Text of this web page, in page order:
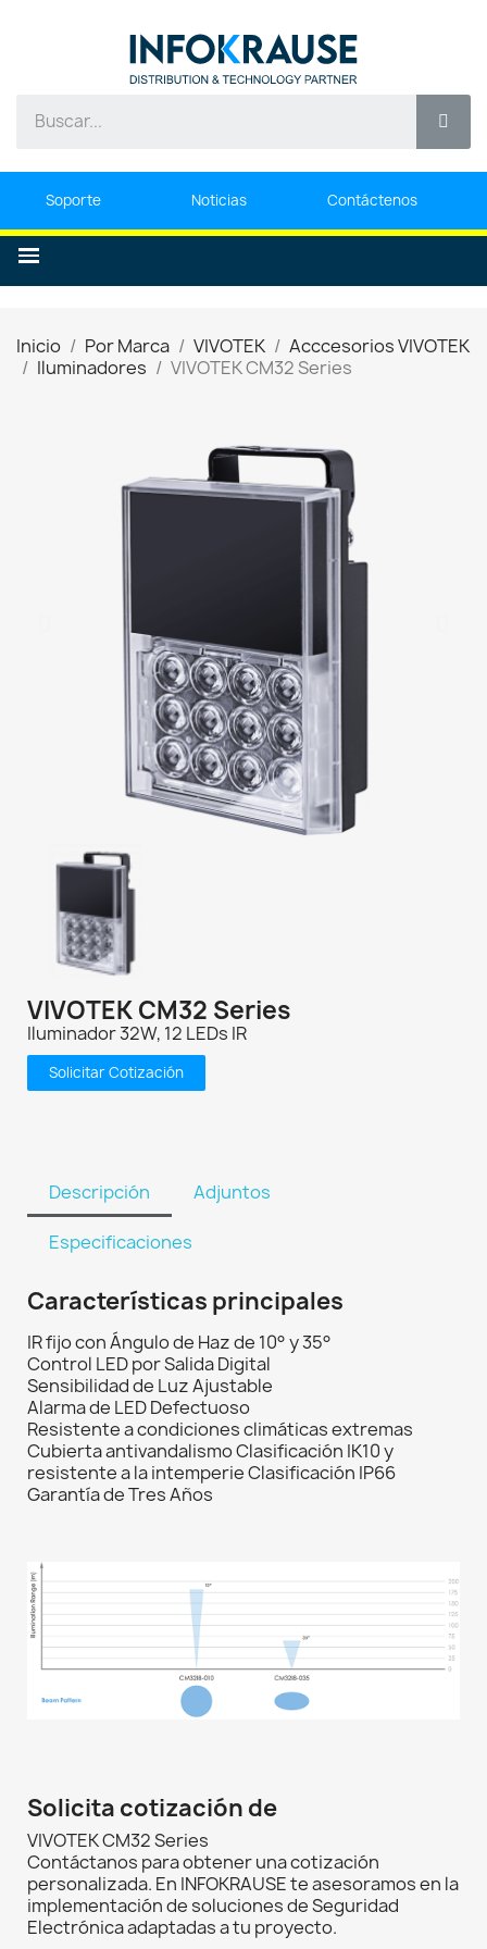
Soporte Noticias Contáctenos
Inicio Por Marca VIVOTEK
Acccesorios VIVOTEK
Iluminadores
VIVOTEK CM32 Series
VIVOTEK CM32 Series
Iluminador 32W, 12 LEDs IR
Solicitar Cotización
Descripción Adjuntos
Especificaciones
Características principales
IR fijo con Ángulo de Haz de 10° y 35°
Control LED por Salida Digital
Sensibilidad de Luz Ajustable
Alarma de LED Defectuoso
Resistente a condiciones climáticas extremas
Cubierta antivandalismo Clasificación IK10 y
resistente a la intemperie Clasificación IP66
Garantía de Tres Años
Solicita cotización de
VIVOTEK CM32 Series
Contáctanos para obtener una cotización
personalizada. En INFOKRAUSE te asesoramos en la
implementación de soluciones de Seguridad
Electrónica adaptadas a tu proyecto.